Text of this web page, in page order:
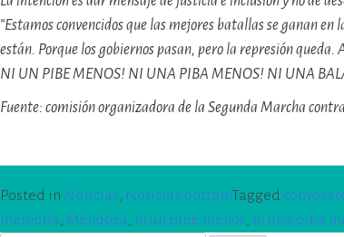
“Estamos convencidos que las mejores batallas se ganan
están. Porque los gobiernos pasan, pero la represión
NI UN PIBE MENOS! NI UNA PIBA MENOS! NI UNA
Fuente: comisión organizadora de la Segunda Marcha
Posted in Noticias, Noticias bottomTagged
memoria, Mendoza, ni un pibe menos, ni una piba